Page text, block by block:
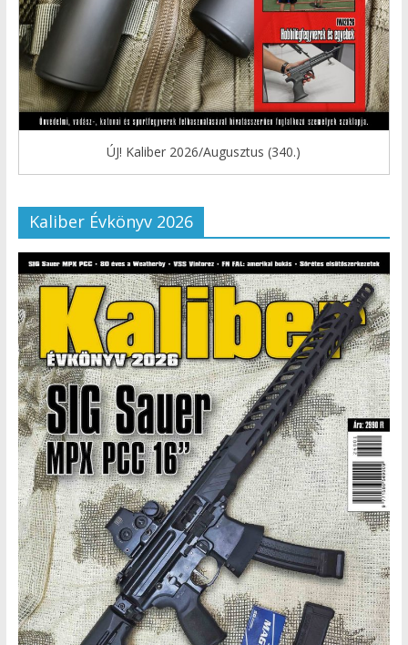
ÚJ! Kaliber 2026/Augusztus (340.)
Kaliber Évkönyv 2026